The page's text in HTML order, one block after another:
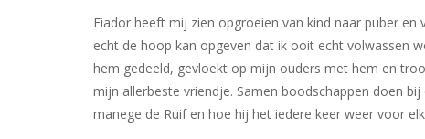
Fiador heeft mij zien opgroeien van kind naar puber
echt de hoop kan opgeven dat ik ooit echt volwassen
hem gedeeld, gevloekt op mijn ouders met hem en
mijn allerbeste vriendje. Samen boodschappen doen
manege de Ruif en hoe hij het iedere keer weer voor